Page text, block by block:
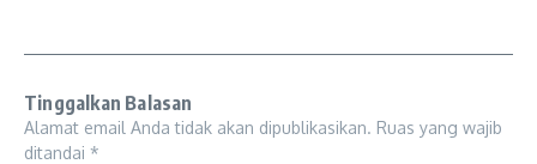
Tinggalkan Balasan
Alamat email Anda tidak akan dipublikasikan. Ruas yang wajib
ditandai *